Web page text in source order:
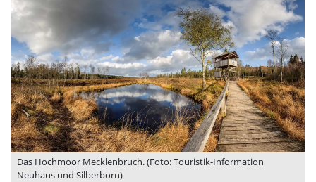
Das Hochmoor Mecklenbruch. (Foto: Touristik-Information
Neuhaus und Silberborn)